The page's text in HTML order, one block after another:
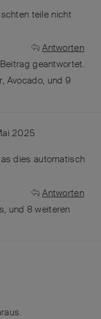
teile nicht
Antworten
geantwortet.
, Avocado, und 9
2025
dies automatisch
Antworten
, und 8 weiteren